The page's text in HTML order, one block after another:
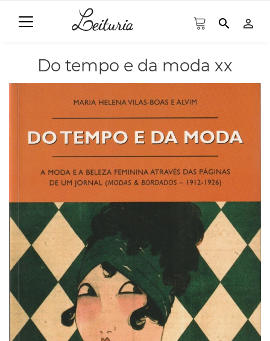
search person_outline
Do tempo e da moda xx